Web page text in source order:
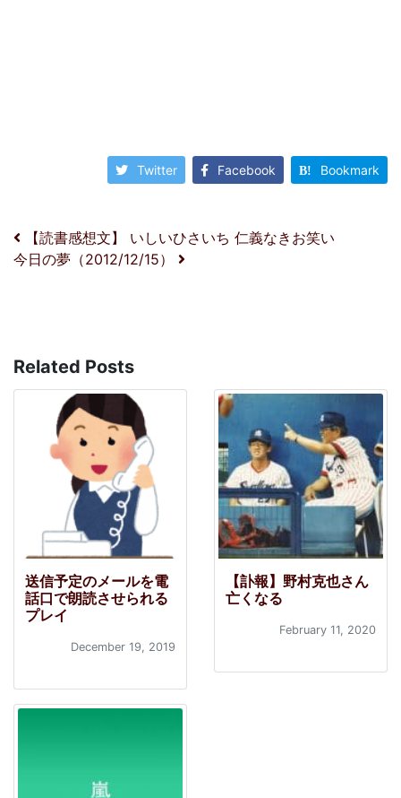
Twitter Facebook Bookmark
投稿ナビゲーション
【読書感想文】 いしいひさいち 仁義なきお笑い
今日の夢（2012/12/15）
Related Posts
送信予定のメールを電
話口で朗読させられる
プレイ
December 19, 2019
【訃報】野村克也さん
亡くなる
February 11, 2020